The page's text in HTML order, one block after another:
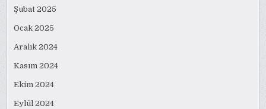
Şubat 2025
Ocak 2025
Aralık 2024
Kasım 2024
Ekim 2024
Eylül 2024